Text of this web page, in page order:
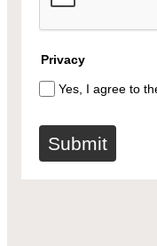
Privacy
Yes, I agree to
Submit